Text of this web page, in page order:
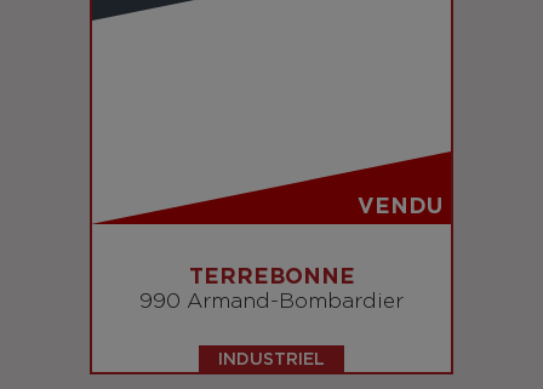
VENDU
TERREBONNE
990 Armand-Bombardier
INDUSTRIEL